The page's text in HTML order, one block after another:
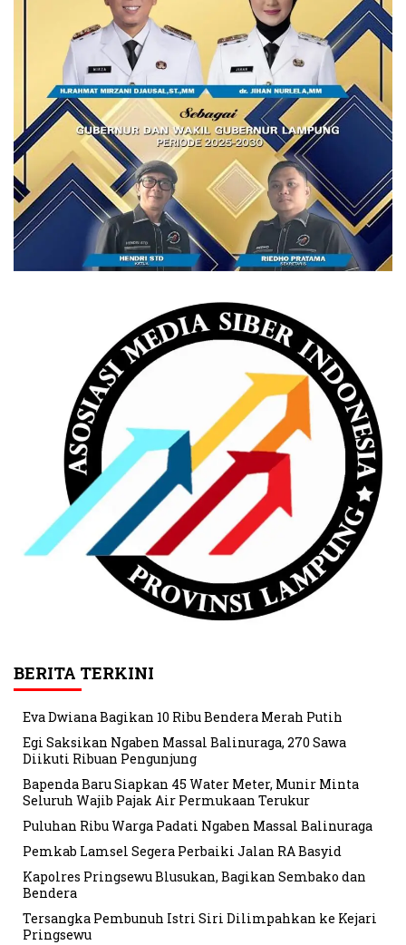
BERITA TERKINI
Eva Dwiana Bagikan 10 Ribu Bendera Merah Putih
Egi Saksikan Ngaben Massal Balinuraga, 270 Sawa
Diikuti Ribuan Pengunjung
Bapenda Baru Siapkan 45 Water Meter, Munir Minta
Seluruh Wajib Pajak Air Permukaan Terukur
Puluhan Ribu Warga Padati Ngaben Massal Balinuraga
Pemkab Lamsel Segera Perbaiki Jalan RA Basyid
Kapolres Pringsewu Blusukan, Bagikan Sembako dan
Bendera
Tersangka Pembunuh Istri Siri Dilimpahkan ke Kejari
Pringsewu